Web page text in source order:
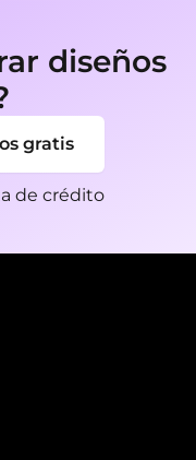
reglas de
de publicar,
diseños
gratis
de crédito